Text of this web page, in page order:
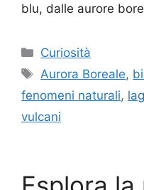
blu, dalle aurore
Categorie
Curiosità
Tag
Aurora Boreale,
fenomeni naturali,
vulcani